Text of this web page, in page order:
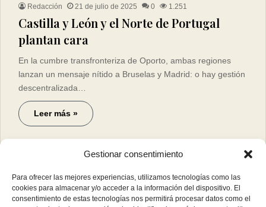
Gestionar consentimiento
Para ofrecer las mejores experiencias, utilizamos tecnologías como las
cookies para almacenar y/o acceder a la información del dispositivo. El
consentimiento de estas tecnologías nos permitirá procesar datos como el
Redacción 21 de julio de 2025 0 1.251
Castilla y León y el Norte de Portugal
plantan cara
En la cumbre transfronteriza de Oporto, ambas regiones
lanzan un mensaje nítido a Bruselas y Madrid: o hay gestión
descentralizada…
Leer más »